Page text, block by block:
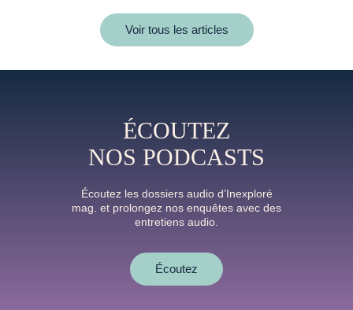
Voir tous les articles
ÉCOUTEZ
NOS PODCASTS
Écoutez les dossiers audio d’Inexploré
mag. et prolongez nos enquêtes avec des
entretiens audio.
Écoutez